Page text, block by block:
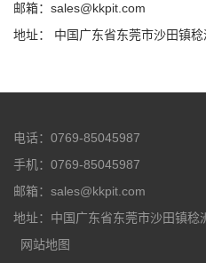
邮箱：sales@kkpit.com
地址： 中国广东省东莞市沙田镇
电话：0769-85045987
手机：0769-85045987
邮箱：sales@kkpit.com
地址：中国广东省东莞市沙田镇稔
网站地图